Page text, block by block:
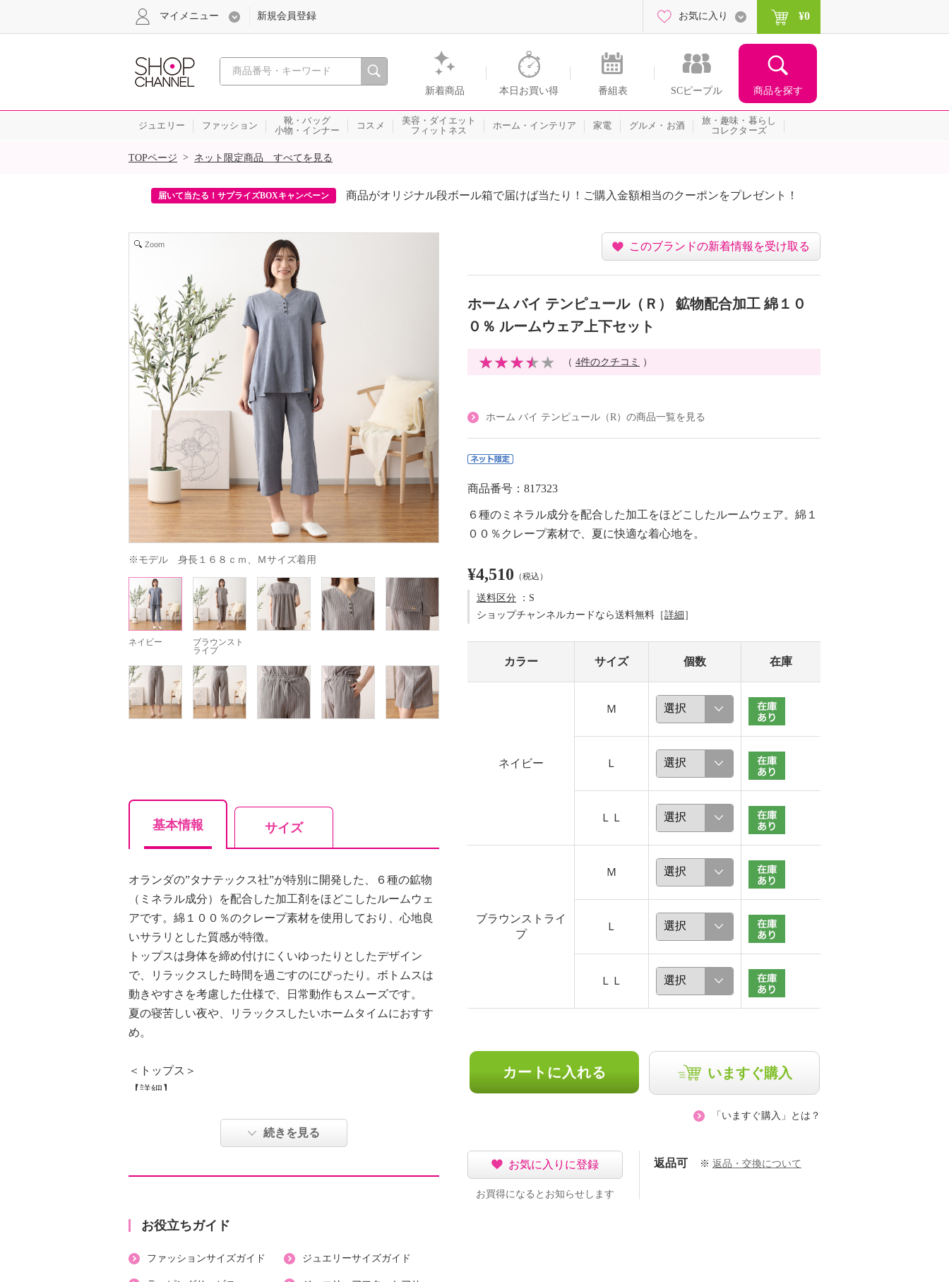
心おどる、瞬間を。通販・テレビショッピングのショップチャンネル
新着商品 本日お買い得 番組表 SCピープル 商品を探す
マイメニュー 新規会員登録 お気に入り ¥0
ジュエリー ファッション
靴・バッグ
小物・インナー
コスメ
美容・ダイエット
フィットネス
ホーム・インテリア 家電 グルメ・お酒
旅・趣味・暮らし
コレクターズ
SALE
TOPページ > ネット限定商品 すべてを見る
届いて当たる！サプライズBOXキャンペーン 商品がオリジナル段ボール箱で届けば当たり！ご購入金額相当のクーポンをプレゼント！
Zoom
※モデル　身長１６８ｃｍ、Ｍサイズ着用
ネイビー
ブラウンスト
ライプ
基本情報 サイズ
オランダの”タナテックス社”が特別に開発した、６種の鉱物
（ミネラル成分）を配合した加工剤をほどこしたルームウェ
アです。綿１００％のクレープ素材を使用しており、心地良
いサラリとした質感が特徴。
トップスは身体を締め付けにくいゆったりとしたデザイン
で、リラックスした時間を過ごすのにぴったり。ボトムスは
動きやすさを考慮した仕様で、日常動作もスムーズです。
夏の寝苦しい夜や、リラックスしたいホームタイムにおすす
め。
＜トップス＞
【詳細】
・漂白処理：塩素系・酸素系漂白不可
・自然乾燥：日陰の吊り干し
続きを見る
お役立ちガイド
ファッションサイズガイド ジュエリーサイズガイド
このブランドの新着情報を受け取る
ホーム バイ テンピュール（Ｒ） 鉱物配合加工 綿１０
０％ ルームウェア上下セット
（ 4件のクチコミ ）
ホーム バイ テンピュール（R）の商品一覧を見る
商品番号：817323
６種のミネラル成分を配合した加工をほどこしたルームウェア。綿１
００％クレープ素材で、夏に快適な着心地を。
¥4,510 （税込）
送料区分 ：S
ショップチャンネルカードなら送料無料［詳細 ］
カラー サイズ 個数 在庫
ネイビー
Ｍ
Ｌ
ＬＬ
ブラウンストライ
プ
Ｍ
Ｌ
ＬＬ
カートに入れる いますぐ購入
「いますぐ購入」とは？
お気に入りに登録
お買得になるとお知らせします
返品可 ※ 返品・交換について